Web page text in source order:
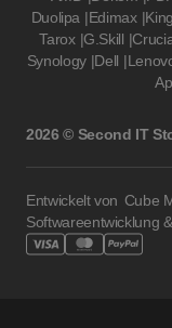
Duolipa |Edimax |
Tarox |G.Skill |
Synology |Dell |
2026 © Second IT
Entwickelt von Cube
Softwareentwicklung